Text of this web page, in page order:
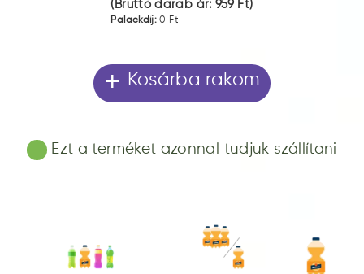
(Bruttó darab ár: 959 Ft)
Palackdíj:0 Ft
+ Kosárba rakom
Ezt a terméket azonnal tudjuk szállítani